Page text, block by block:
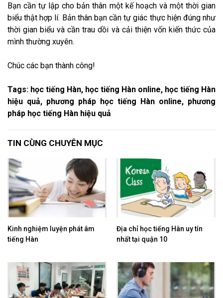
Bạn cần tự lập cho bản thân một kế hoạch và một thời gian
biểu thật hợp lí. Bản thân bạn cần tự giác thực hiện đúng như
thời gian biểu và cần trau dồi và cải thiện vốn kiến thức của
mình thường xuyên.
Chúc các bạn thành công!
Tags: học tiếng Hàn, học tiếng Hàn online, học tiếng Hàn
hiệu quả, phương pháp học tiếng Hàn online, phương
pháp học tiếng Hàn hiệu quả
TIN CÙNG CHUYÊN MỤC
Kinh nghiệm luyện phát âm
tiếng Hàn
Địa chỉ học tiếng Hàn uy tín
nhất tại quận 10